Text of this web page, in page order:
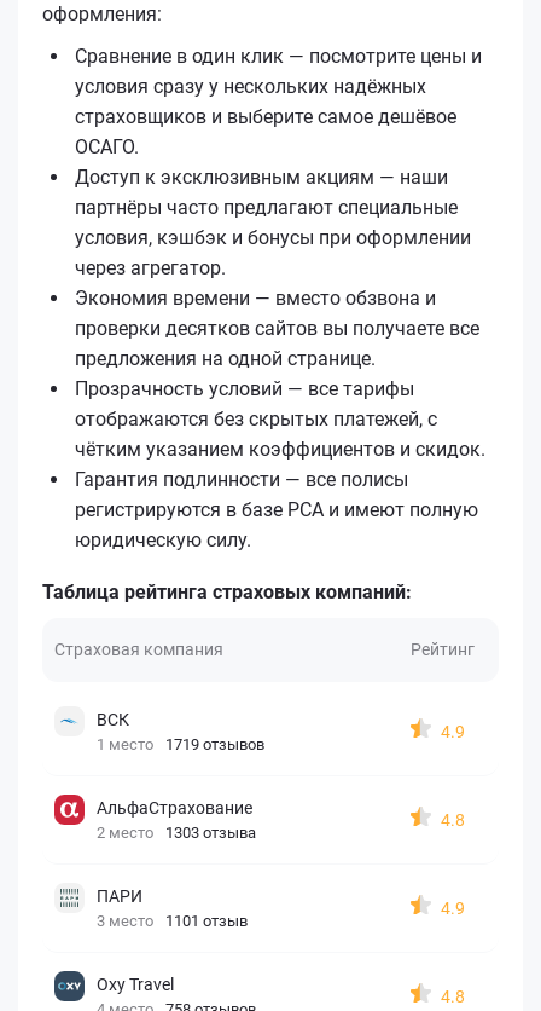
оформления:
Сравнение в один клик — посмотрите цены и
условия сразу у нескольких надёжных
страховщиков и выберите самое дешёвое
ОСАГО.
Доступ к эксклюзивным акциям — наши
партнёры часто предлагают специальные
условия, кэшбэк и бонусы при оформлении
через агрегатор.
Экономия времени — вместо обзвона и
проверки десятков сайтов вы получаете все
предложения на одной странице.
Прозрачность условий — все тарифы
отображаются без скрытых платежей, с
чётким указанием коэффициентов и скидок.
Гарантия подлинности — все полисы
регистрируются в базе РСА и имеют полную
юридическую силу.
Таблица рейтинга страховых компаний:
Страховая компания Рейтинг
ВСК
1 место 1719 отзывов
4.9
АльфаСтрахование
2 место 1303 отзыва
4.8
ПАРИ
3 место 1101 отзыв
4.9
Oxy Travel
4.8